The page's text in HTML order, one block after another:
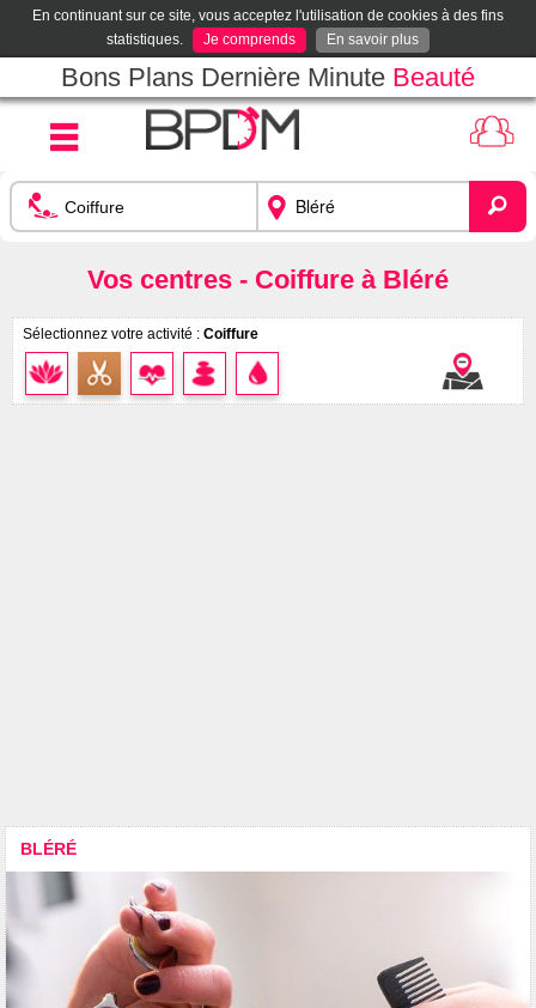
En continuant sur ce site, vous acceptez l'utilisation de cookies à des fins
statistiques.
Je comprends En savoir plus
Bons Plans Dernière Minute Beauté
Vos centres - Coiffure à Bléré
Sélectionnez votre activité : Coiffure
BLÉRÉ